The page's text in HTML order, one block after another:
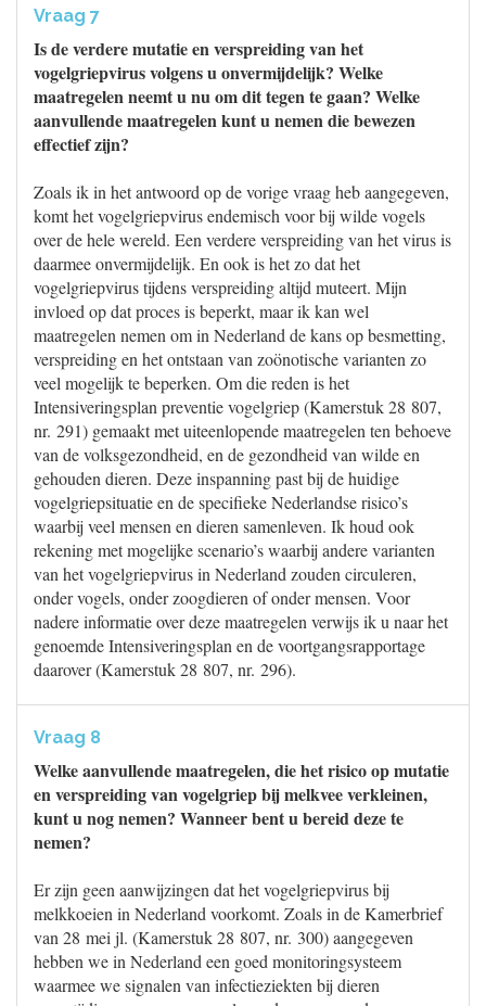
Vraag 7
Is de verdere mutatie en verspreiding van het
vogelgriepvirus volgens u onvermijdelijk? Welke
maatregelen neemt u nu om dit tegen te gaan? Welke
aanvullende maatregelen kunt u nemen die bewezen
effectief zijn?
Zoals ik in het antwoord op de vorige vraag heb aangegeven,
komt het vogelgriepvirus endemisch voor bij wilde vogels
over de hele wereld. Een verdere verspreiding van het virus is
daarmee onvermijdelijk. En ook is het zo dat het
vogelgriepvirus tijdens verspreiding altijd muteert. Mijn
invloed op dat proces is beperkt, maar ik kan wel
maatregelen nemen om in Nederland de kans op besmetting,
verspreiding en het ontstaan van zoönotische varianten zo
veel mogelijk te beperken. Om die reden is het
Intensiveringsplan preventie vogelgriep (Kamerstuk 28 807,
nr. 291) gemaakt met uiteenlopende maatregelen ten behoeve
van de volksgezondheid, en de gezondheid van wilde en
gehouden dieren. Deze inspanning past bij de huidige
vogelgriepsituatie en de specifieke Nederlandse risico’s
waarbij veel mensen en dieren samenleven. Ik houd ook
rekening met mogelijke scenario’s waarbij andere varianten
van het vogelgriepvirus in Nederland zouden circuleren,
onder vogels, onder zoogdieren of onder mensen. Voor
nadere informatie over deze maatregelen verwijs ik u naar het
genoemde Intensiveringsplan en de voortgangsrapportage
daarover (Kamerstuk 28 807, nr. 296).
Vraag 8
Welke aanvullende maatregelen, die het risico op mutatie
en verspreiding van vogelgriep bij melkvee verkleinen,
kunt u nog nemen? Wanneer bent u bereid deze te
nemen?
Er zijn geen aanwijzingen dat het vogelgriepvirus bij
melkkoeien in Nederland voorkomt. Zoals in de Kamerbrief
van 28 mei jl. (Kamerstuk 28 807, nr. 300) aangegeven
hebben we in Nederland een goed monitoringsysteem
waarmee we signalen van infectieziekten bij dieren